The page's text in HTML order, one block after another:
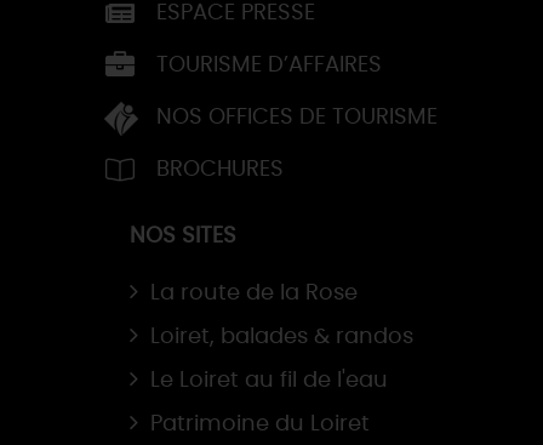
ESPACE PRESSE
TOURISME D’AFFAIRES
NOS OFFICES DE TOURISME
BROCHURES
NOS SITES
La route de la Rose
Loiret, balades & randos
Le Loiret au fil de l'eau
Patrimoine du Loiret